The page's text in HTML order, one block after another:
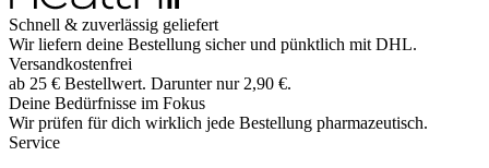
Schnell & zuverlässig geliefert
Wir liefern deine Bestellung sicher und pünktlich mit DHL.
Versandkostenfrei
ab 25 € Bestellwert. Darunter nur 2,90 €.
Deine Bedürfnisse im Fokus
Wir prüfen für dich wirklich jede Bestellung pharmazeutisch.
Service